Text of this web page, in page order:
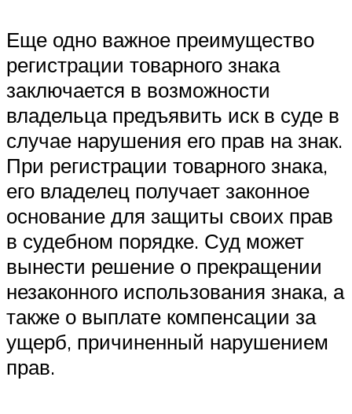
Еще одно важное преимущество
регистрации товарного знака
заключается в возможности
владельца предъявить иск в суде в
случае нарушения его прав на знак.
При регистрации товарного знака,
его владелец получает законное
основание для защиты своих прав
в судебном порядке. Суд может
вынести решение о прекращении
незаконного использования знака, а
также о выплате компенсации за
ущерб, причиненный нарушением
прав.